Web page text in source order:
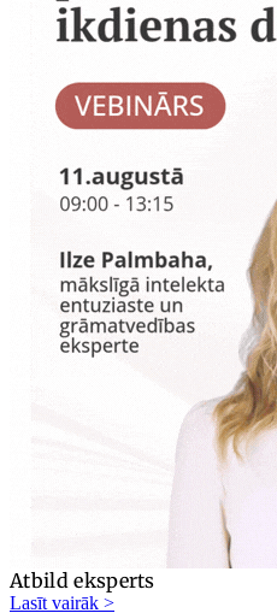
Atbild eksperts
Lasīt vairāk >